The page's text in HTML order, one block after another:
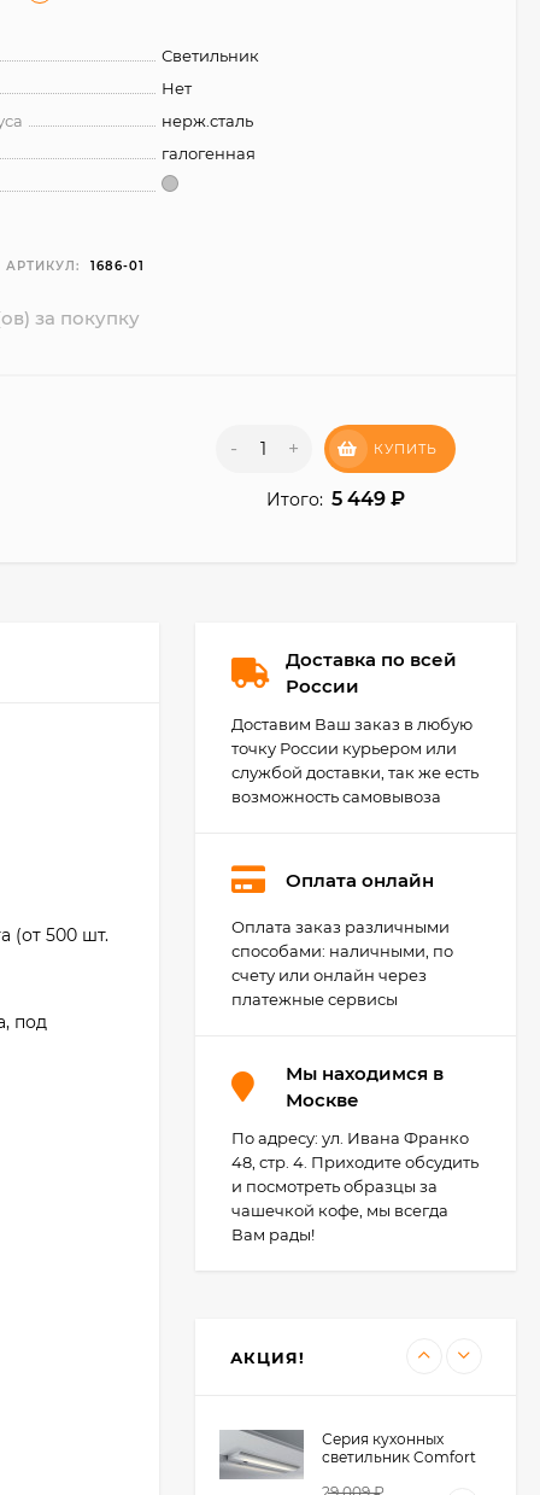
Светильник
Нет
нерж.сталь
галогенная
АРТИКУЛ: 1686-01
за покупку
- + КУПИТЬ
Итого: 5 449 ₽
(от 500 шт.
под
Доставка по всей
России
Доставим Ваш заказ в любую
точку России курьером или
службой доставки, так же есть
возможность самовывоза
Оплата онлайн
Оплата заказ различными
способами: наличными, по
счету или онлайн через
платежные сервисы
Мы находимся в
Москве
По адресу: ул. Ивана Франко
48, стр. 4. Приходите обсудить
и посмотреть образцы за
чашечкой кофе, мы всегда
Вам рады!
АКЦИЯ!
Agoform Separado -
универсальный
лоток для столовых
приборов, Германия
2 284 ₽
1 149 ₽
Agoform TopSoft -
коврики для
выдвижных ящиков,
Германия
148
142 ₽
Серия кухонных
светильник Comfort